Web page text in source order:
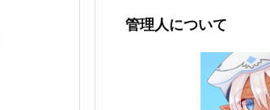
管理人について